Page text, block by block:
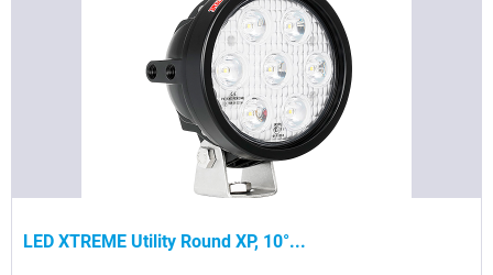
LED XTREME Utility Round XP, 10°...